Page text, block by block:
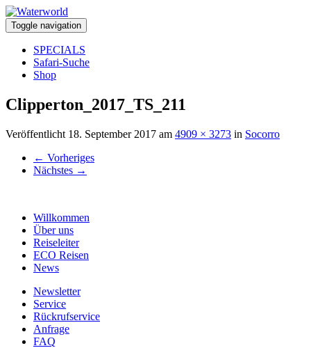
Toggle navigation
SPECIALS
Safari-Suche
Shop
Clipperton_2017_TS_211
Veröffentlicht 18. September 2017 am 4909 × 3273 in Socorro
← Vorheriges
Nächstes →
Willkommen
Über uns
Reiseleiter
ECO Reisen
News
Newsletter
Service
Rückrufservice
Anfrage
FAQ